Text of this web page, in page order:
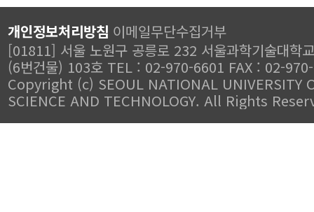
개인정보처리방침 이메일무단수집거부
[01811] 서울 노원구 공릉로 232 서울과학기술대학
(6번건물) 103호 TEL : 02-970-6601 FAX : 02-
Copyright (c) SEOUL NATIONAL UNIVERSITY
SCIENCE AND TECHNOLOGY. All Rights